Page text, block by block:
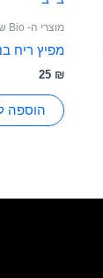
מוצרי ה- Bio שלנו
מפיץ ריח
25 ₪
הוספה